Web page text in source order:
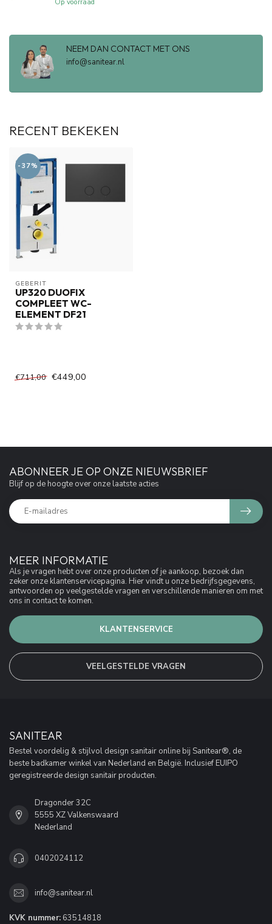
NEEM DAN CONTACT MET ONS
info@sanitear.nl
RECENT BEKEKEN
-37%
GEBERIT
UP320 DUOFIX
COMPLEET WC-
ELEMENT DF21
€711,00 €449,00
MEER INFORMATIE
Als je vragen hebt over onze producten of je aankoop, bezoek dan
zeker onze klantenservicepagina. Hier vindt u onze bedrijfsgegevens,
antwoorden op veelgestelde vragen en verschillende manieren om met
ons in contact te komen.
KLANTENSERVICE
VEELGESTELDE VRAGEN
ABONNEER JE OP ONZE NIEUWSBRIEF
Blijf op de hoogte over onze laatste acties
SANITEAR
Bestel voordelig & stijlvol design sanitair online bij Sanitear®, de
beste badkamer winkel van Nederland en België. Inclusief EUIPO
geregistreerde design sanitair producten.
Dragonder 32C
5555 XZ Valkenswaard
Nederland
0402024112
info@sanitear.nl
KVK nummer: 63514818